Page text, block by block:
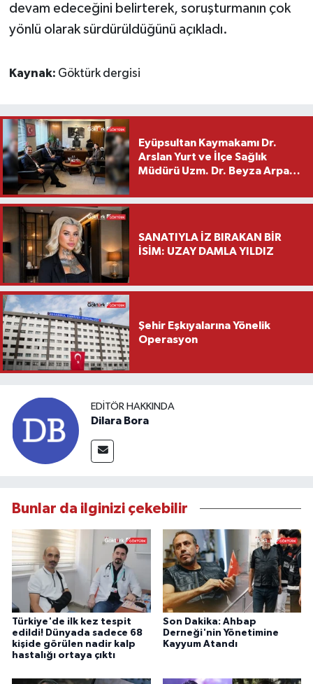
devam edeceğini belirterek, soruşturmanın çok
yönlü olarak sürdürüldüğünü açıkladı.
Kaynak: Göktürk dergisi
Eyüpsultan Kaymakamı Dr.
Arslan Yurt ve İlçe Sağlık
Müdürü Uzm. Dr. Beyza Arpacı
Ziyareti
SANATIYLA İZ BIRAKAN BİR
İSİM: UZAY DAMLA YILDIZ
Şehir Eşkıyalarına Yönelik
Operasyon
EDITÖR HAKKINDA
Dilara Bora
Bunlar da ilginizi çekebilir
Türkiye'de ilk kez tespit
edildi! Dünyada sadece 68
kişide görülen nadir kalp
hastalığı ortaya çıktı
Son Dakika: Ahbap
Derneği'nin Yönetimine
Kayyum Atandı